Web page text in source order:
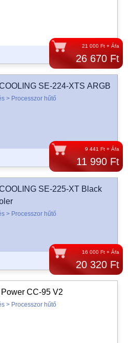
21 000 Ft + Áfa
26 670 Ft
9 441 Ft + Áfa
11 990 Ft
COOLING SE-224-XTS ARGB
> Processzor hűtő
16 000 Ft + Áfa
20 320 Ft
COOLING SE-225-XT Black
> Processzor hűtő
Power CC-95 V2
> Processzor hűtő